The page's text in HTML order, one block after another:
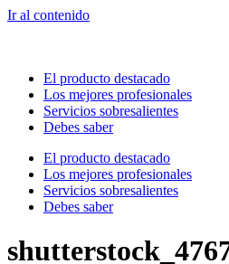
Ir al contenido
El producto destacado
Los mejores profesionales
Servicios sobresalientes
Debes saber
El producto destacado
Los mejores profesionales
Servicios sobresalientes
Debes saber